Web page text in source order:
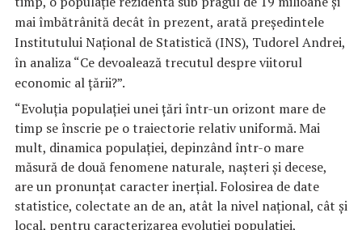
mai îmbătrânită decât în prezent, arată preşedintele
Institutului Naţional de Statistică (INS), Tudorel Andrei,
în analiza “Ce devoalează trecutul despre viitorul
economic al ţării?”.
“Evoluţia populaţiei unei ţări într-un orizont mare de
timp se înscrie pe o traiectorie relativ uniformă. Mai
mult, dinamica populaţiei, depinzând într-o mare
măsură de două fenomene naturale, naşteri şi decese,
are un pronunţat caracter inerţial. Folosirea de date
statistice, colectate an de an, atât la nivel naţional, cât şi
local, pentru caracterizarea evoluţiei populaţiei,